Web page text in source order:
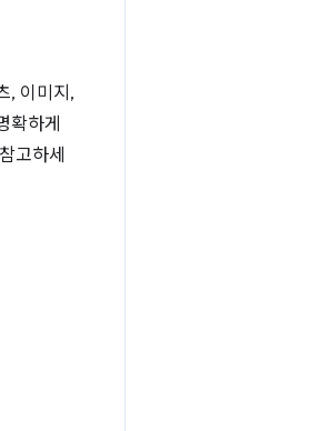
, 이미지,
확하게
고하세